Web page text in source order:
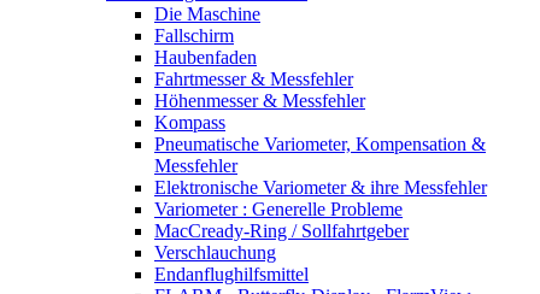
Die Maschine
Fallschirm
Haubenfaden
Fahrtmesser & Messfehler
Höhenmesser & Messfehler
Kompass
Pneumatische Variometer, Kompensation &
Messfehler
Elektronische Variometer & ihre Messfehler
Variometer : Generelle Probleme
MacCready-Ring / Sollfahrtgeber
Verschlauchung
Endanflughilfsmittel